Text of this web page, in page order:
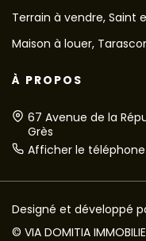
Terrain à vendre, Saint
Maison à louer,
À PROPOS
67 Avenue de la
Grès
Afficher le téléphone
Designé et développé
© VIA DOMITIA